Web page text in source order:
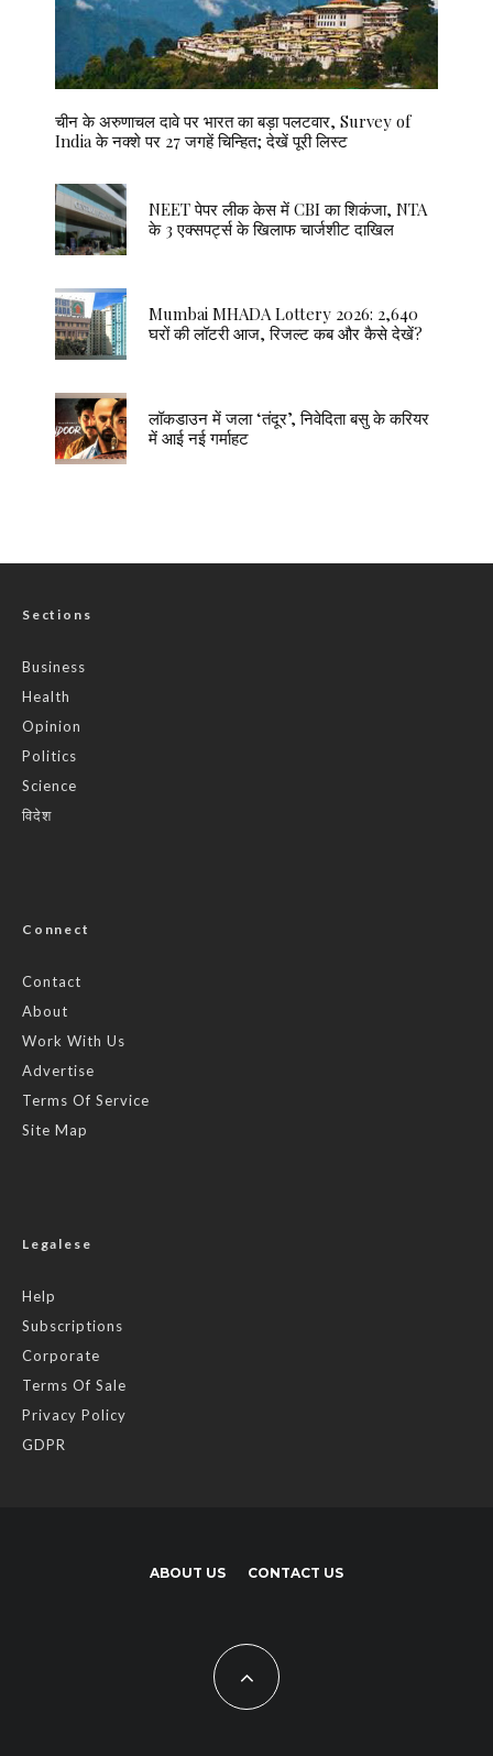
चीन के अरुणाचल दावे पर भारत का बड़ा पलटवार, Survey of
India के नक्शे पर 27 जगहें चिन्हित; देखें पूरी लिस्ट
NEET पेपर लीक केस में CBI का शिकंजा, NTA
के 3 एक्सपर्ट्स के खिलाफ चार्जशीट दाखिल
Mumbai MHADA Lottery 2026: 2,640
घरों की लॉटरी आज, रिजल्ट कब और कैसे देखें?
लॉकडाउन में जला ‘तंदूर’, निवेदिता बसु के करियर
में आई नई गर्माहट
Sections
Business
Health
Opinion
Politics
Science
विदेश
Connect
Contact
About
Work With Us
Advertise
Terms Of Service
Site Map
Legalese
Help
Subscriptions
Corporate
Terms Of Sale
Privacy Policy
GDPR
ABOUT US CONTACT US